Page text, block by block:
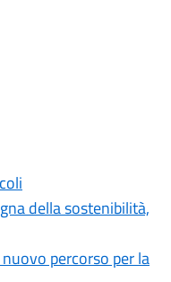
della sostenibilità,
percorso per la